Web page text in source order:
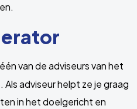
van de adviseurs van het
adviseur helpt ze je graag
in het doelgericht en